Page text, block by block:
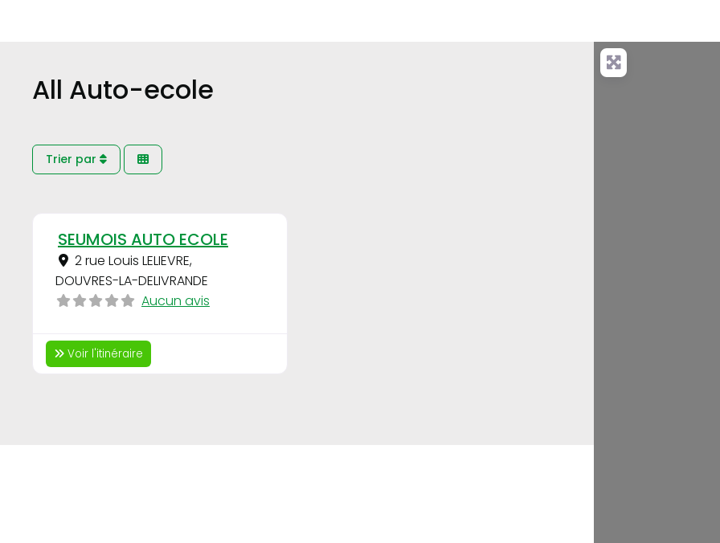
All Auto-ecole
Trier par
SEUMOIS AUTO ECOLE
2 rue Louis LELIEVRE,
DOUVRES-LA-DELIVRANDE
Aucun avis
Voir l'itinéraire